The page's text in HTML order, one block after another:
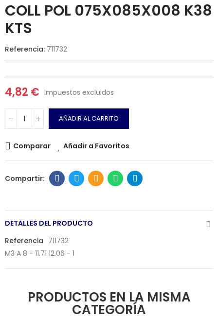
COLL POL 075X085X008 K38
KTS
Referencia: 711732
4,82 € Impuestos excluidos
AÑADIR AL CARRITO
Comparar Añadir a Favoritos
DETALLES DEL PRODUCTO
Referencia 711732
M3 A 8 - 11.71 12.06 - 1
PRODUCTOS EN LA MISMA
CATEGORÍA